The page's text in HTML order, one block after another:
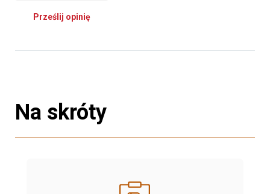
Prześlij opinię
Na skróty